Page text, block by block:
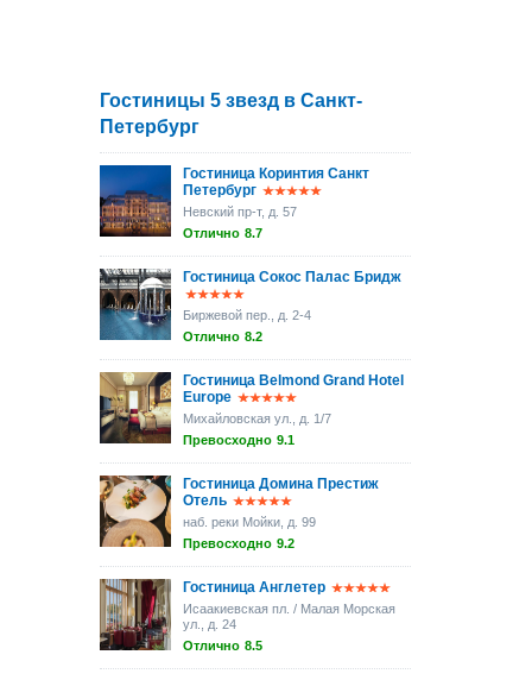
Гостиницы 5 звезд в Санкт-
Петербург
Гостиница Коринтия Санкт
Петербург
Невский пр-т, д. 57
Отлично 8.7
Гостиница Сокос Палас Бридж
Биржевой пер., д. 2-4
Отлично 8.2
Гостиница Belmond Grand Hotel
Europe
Михайловская ул., д. 1/7
Превосходно 9.1
Гостиница Домина Престиж
Отель
наб. реки Мойки, д. 99
Превосходно 9.2
Гостиница Англетер
Исаакиевская пл. / Малая Морская
ул., д. 24
Отлично 8.5